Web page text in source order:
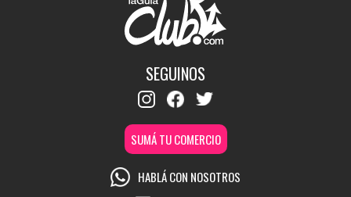
SEGUINOS
SUMÁ TU COMERCIO
HABLÁ CON NOSOTROS